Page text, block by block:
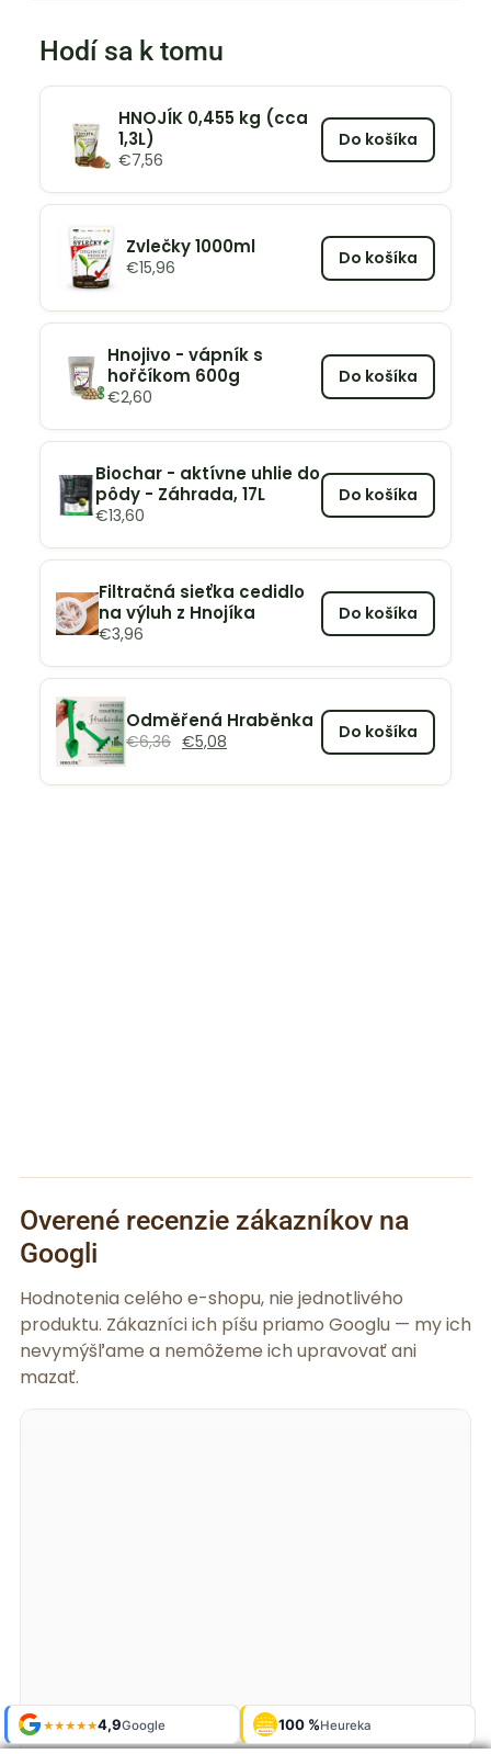
Hodí sa k tomu
HNOJÍK 0,455 kg (cca
1,3L)
€7,56
Do košíka
Zvlečky 1000ml
€15,96 Do košíka
Hnojivo - vápník s
hořčíkom 600g
€2,60
Do košíka
Biochar - aktívne uhlie do
pôdy - Záhrada, 17L
€13,60
Do košíka
Filtračná sieťka cedidlo
na výluh z Hnojíka
€3,96
Do košíka
Odměřená Hraběnka
€6,36 €5,08 Do košíka
Overené recenzie zákazníkov na
Googli
Hodnotenia celého e-shopu, nie jednotlivého
produktu. Zákazníci ich píšu priamo Googlu — my ich
nevymýšľame a nemôžeme ich upravovať ani
mazať.
★★★★★4,9Google OVĚŘENO
ZÁKAZNÍKY
Heureka 100 %Heureka
Shop roku'24 + '25 Galerie925 fotek
★★★★★4,9Google OVĚŘENO
ZÁKAZNÍKY
Heureka 100 %Heureka
Shop roku'24 + '25 Galerie925 fotek